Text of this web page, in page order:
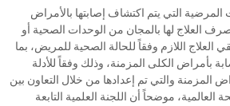
المرضية التي يتم اكتشاف إصابتها بالأمراض
العلاج لها بالمجان من الوحدات الصحية أو
العلاج اللازم وفقاً للحالة الصحية للمريض، بما
الكلى المزمنة، وذلك وفقاً للأدلة
المزمنة والتي تم إعدادها من خلال التعاون بين
موضحاً أن اللجنة العلمية التابعة